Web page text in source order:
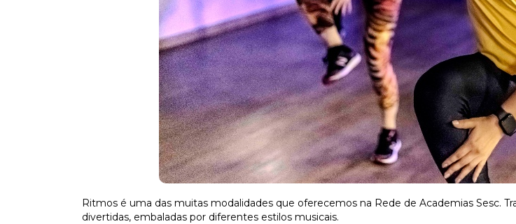
Ritmos é uma das muitas modalidades que oferecemos na Rede de Academias Sesc.
divertidas, embaladas por diferentes estilos musicais.